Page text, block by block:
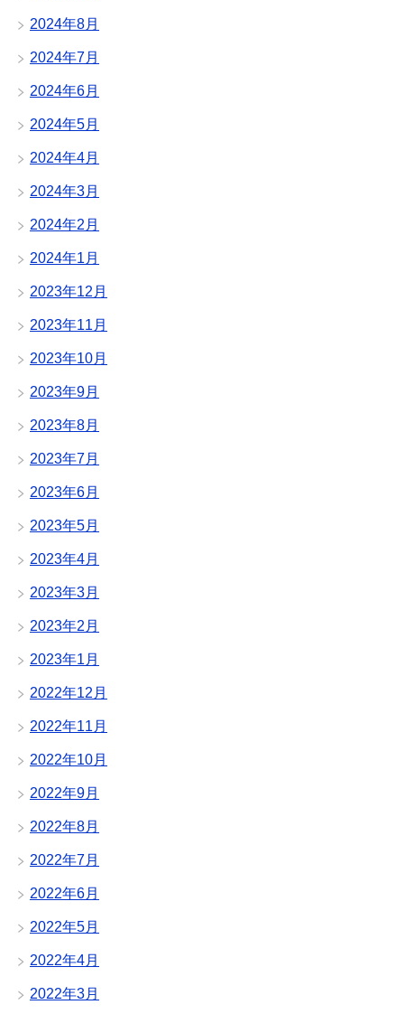
2024年8月
2024年7月
2024年6月
2024年5月
2024年4月
2024年3月
2024年2月
2024年1月
2023年12月
2023年11月
2023年10月
2023年9月
2023年8月
2023年7月
2023年6月
2023年5月
2023年4月
2023年3月
2023年2月
2023年1月
2022年12月
2022年11月
2022年10月
2022年9月
2022年8月
2022年7月
2022年6月
2022年5月
2022年4月
2022年3月